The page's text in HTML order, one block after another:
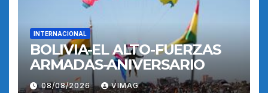
INTERNACIONAL
BOLIVIA-EL ALTO-FUERZAS
ARMADAS-ANIVERSARIO
08/08/2026 VIMAG